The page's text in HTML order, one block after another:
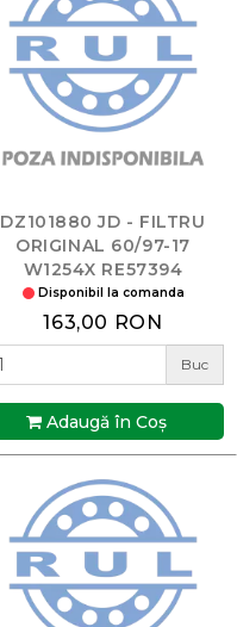
DZ101880 JD - FILTRU
ORIGINAL 60/97-17
W1254X RE57394
Disponibil la comanda
163,00 RON
Buc
Adaugă în Coş